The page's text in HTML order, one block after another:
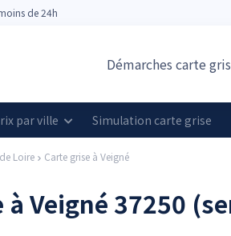
de 24h
Démarches carte
par ville Simulation carte grise
Loire Carte grise à Veigné
Veigné 37250